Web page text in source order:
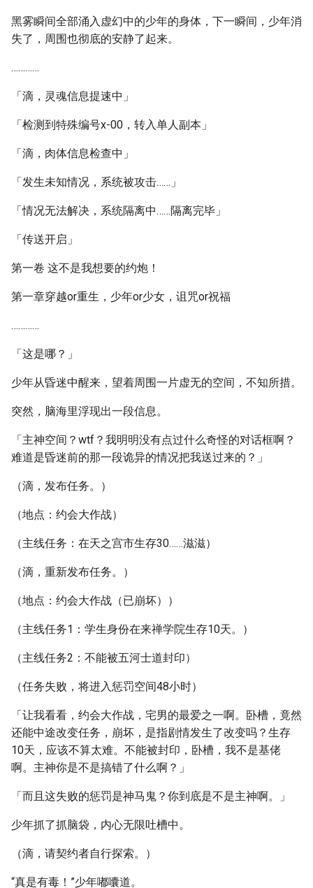
黑雾瞬间全部涌入虚幻中的少年的身体，下一瞬间，少年消
失了，周围也彻底的安静了起来。
…………
「滴，灵魂信息提速中」
「检测到特殊编号x-00，转入单人副本」
「滴，肉体信息检查中」
「发生未知情况，系统被攻击……」
「情况无法解决，系统隔离中……隔离完毕」
「传送开启」
第一卷 这不是我想要的约炮！
第一章穿越or重生，少年or少女，诅咒or祝福
…………
「这是哪？」
少年从昏迷中醒来，望着周围一片虚无的空间，不知所措。
突然，脑海里浮现出一段信息。
「主神空间？wtf？我明明没有点过什么奇怪的对话框啊？
难道是昏迷前的那一段诡异的情况把我送过来的？」
（滴，发布任务。）
（地点：约会大作战）
（主线任务：在天之宫市生存30……滋滋）
（滴，重新发布任务。）
（地点：约会大作战（已崩坏））
（主线任务1：学生身份在来禅学院生存10天。）
（主线任务2：不能被五河士道封印）
（任务失败，将进入惩罚空间48小时）
「让我看看，约会大作战，宅男的最爱之一啊。卧槽，竟然
还能中途改变任务，崩坏，是指剧情发生了改变吗？生存
10天，应该不算太难。不能被封印，卧槽，我不是基佬
啊。主神你是不是搞错了什么啊？」
「而且这失败的惩罚是神马鬼？你到底是不是主神啊。」
少年抓了抓脑袋，内心无限吐槽中。
（滴，请契约者自行探索。）
“真是有毒！”少年嘟囔道。